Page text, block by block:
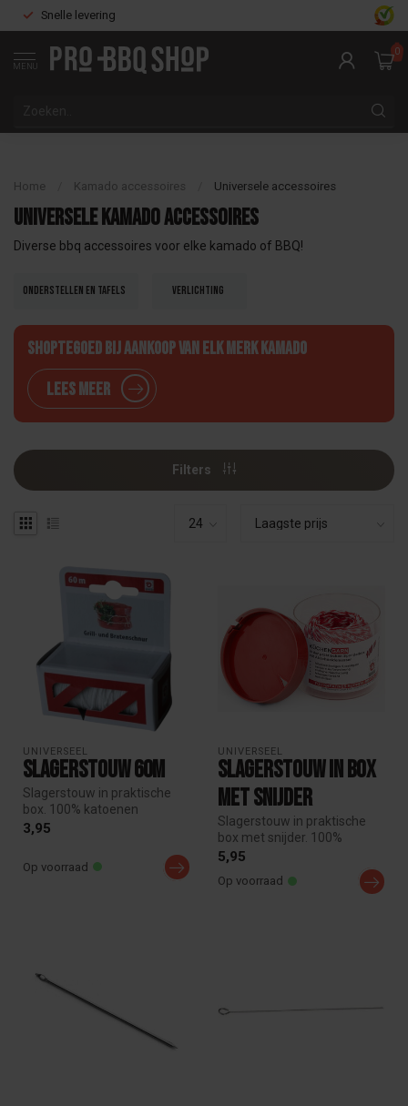
Snelle levering
MENU
0
Home Kamado accessoires Universele accessoires
Universele kamado accessoires
Diverse bbq accessoires voor elke kamado of BBQ!
Onderstellen en tafels Verlichting
Shoptegoed bij aankoop van elk merk Kamado
Lees meer
Filters
UNIVERSEEL
Slagerstouw 60m
Slagerstouw in praktische
box. 100% katoenen
keukengaren, hittebestendig
3,95
Op voorraad
UNIVERSEEL
Slagerstouw in box
met snijder
Slagerstouw in praktische
box met snijder. 100%
katoenen keukengaren,
5,95
Op voorraad